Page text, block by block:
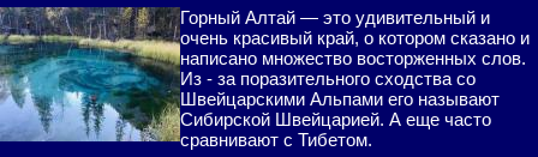
Горный Алтай — это удивительный и
очень красивый край, о котором сказано и
написано множество восторженных слов.
Из - за поразительного сходства со
Швейцарскими Альпами его называют
Сибирской Швейцарией. А еще часто
сравнивают с Тибетом.